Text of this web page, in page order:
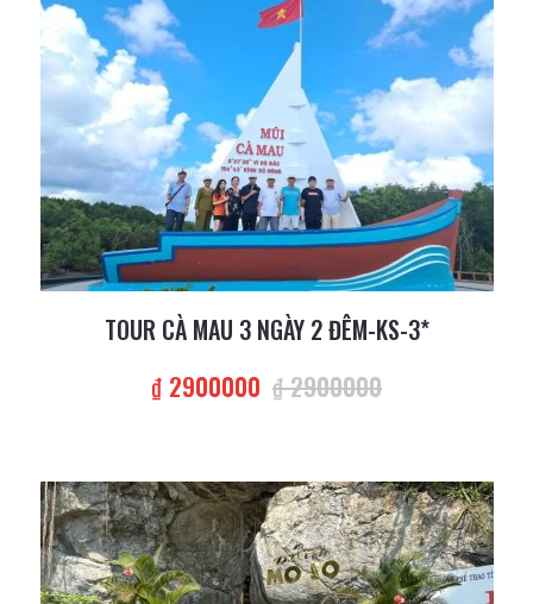
TOUR CÀ MAU 3 NGÀY 2 ĐÊM-KS-3*
₫ 2900000 ₫ 2900000